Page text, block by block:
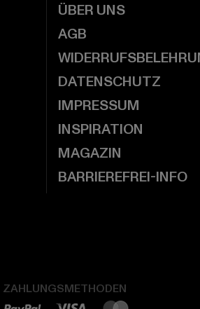
ÜBER UNS
AGB
DATENSCHUTZ
IMPRESSUM
INSPIRATION
MAGAZIN
BARRIEREFREI-INFO
ZAHLUNGSMETHODEN